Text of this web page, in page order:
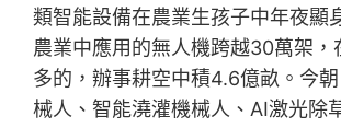
類智能設備在農業生孩子中年夜顯
農業中應用的無人機跨越30萬架，
多的，辦事耕空中積4.6億畝。今
械人、智能澆灌機械人、AI激光除